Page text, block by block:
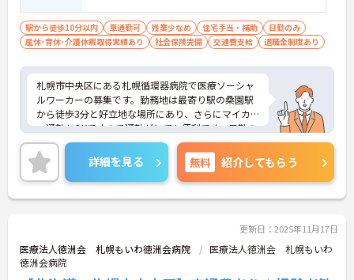
駅から徒歩10分以内 車通勤可 残業少なめ 住宅手当・補助
日勤のみ
産休･育休･介護休暇取得実績あり
社会保険完備 交通費支給 退職金制度あり
札幌市中央区にある札幌循環器病院で医療ソーシャ
ルワーカーの募集です。勤務地は最寄り駅の桑園駅
から徒歩3分と好立地な場所にあり、さらにマイカ
ー通勤もOKですので通勤がとても便利です。日勤の
みのお仕事で残業も少なめですので、仕事後のプラ
イベートの時間もゆとりが持てますね。ご興味があ
る方には詳しい内容をご案内させていただきますの
で、是非お気軽にお問い合わせください。
詳細を見る 無料 紹介してもらう
更新日：2025年11月17日
医療法人徳洲会 札幌もいわ徳洲会病院
医療法人徳洲会 札幌もいわ
徳洲会病院